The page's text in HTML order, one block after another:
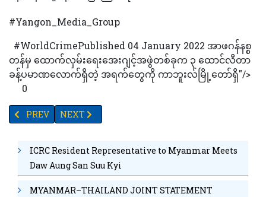
#Yangon_Media_Group
#WorldCrimePublished 04 January 2022 အာဖဂန်နစ္စ
တန်မှ ထောက်လှမ်းရေးအေးဂျင့်အဖွဲတစ်ခုက ၃ ထောင်လီတာ
ခန့်ပမာဏလောက်ရှိတဲ့ အရက်တွေကို ကာဘူးလ်မြို့တော်ရှိ"/>
0
PREVIOUS ARTICLE: BOOSTER အားမြှင့်ကာကွယ်ဆေးထိုးနှံခြ
PREV NEXT ARTICLE: အဖြူနှင့်အမည်းများပွဲတော်ကို ကိုလံ
NEXT
ICRC Resident Representative to Myanmar Meets
Daw Aung San Suu Kyi
MYANMAR–THAILAND JOINT STATEMENT